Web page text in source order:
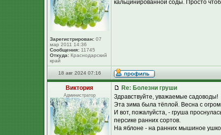
Зарегистрирован: 07
мар 2011 14:36
Сообщения: 11745
Откуда: Краснодарский
край
кальцинированной соды. Просто
18 авг 2024 07:16
Виктория
Администратор
Re: Болезни груши
Здравствуйте, уважаемые садоводы!
Эта зима была тёплой. Весна с
И вот, пожалуйста, - груша
персике ранних сортов.
На яблоне - на ранних мышиное